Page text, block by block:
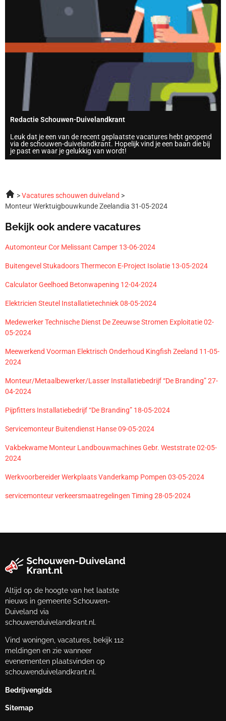
Redactie Schouwen-Duivelandkrant
Leuk dat je een van de recent geplaatste vacatures hebt geopend
via de schouwen-duivelandkrant. Hopelijk vind je een baan die bij
je past en waar je gelukkig van wordt!
Vacatures schouwen duiveland
Monteur Werktuigbouwkunde Zeelandia 31-05-2024
Bekijk ook andere vacatures
Automonteur Cor Melissant Camper 13-06-2024
Buitengevel Stukadoors Thermecon E-Project Isolatie 13-05-2024
Calculator Geelhoed Betonwapening 12-04-2024
Elektricien Steutel Installatietechniek 08-05-2024
Medewerker Technische Dienst De Zeeuwse Stromen Exploitatie 02-
05-2024
Meewerkend Voorman Elektrisch Onderhoud Kingfish Zeeland 11-05-
2024
Monteur/Metaalbewerker/Lasser Installatiebedrijf “De Branding” 27-
04-2024
Pijpfitters Installatiebedrijf “De Branding” 18-05-2024
Servicemonteur Buitendienst Hanse 09-05-2024
Vakbekwame Monteur Landbouwmachines Gebr. Weststrate 02-05-
2024
Werkvoorbereider Werkplaats Vanderkamp Pompen 03-05-2024
servicemonteur verkeersmaatregelingen Timing 28-05-2024
Altijd op de hoogte van het laatste
nieuws in gemeente Schouwen-
Duiveland via
schouwenduivelandkrant.nl.
Vind woningen, vacatures, bekijk 112
meldingen en zie wanneer
evenementen plaatsvinden op
schouwenduivelandkrant.nl.
Bedrijvengids
Sitemap